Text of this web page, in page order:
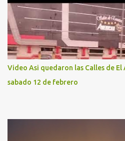
Video Asi quedaron las Calles de
sabado 12 de febrero